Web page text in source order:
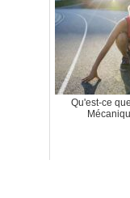
Qu'est-ce